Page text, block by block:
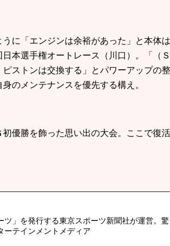
に「エンジンは余裕があった」と本体
本選手権オートレース（川口）。「（
ストンは交換する」とパワーアップの
のメンテナンスを優先する構え。
優勝を飾った思い出の大会。ここで復
」を発行する東京スポーツ新聞社が運営。驚
ーテインメントメディア